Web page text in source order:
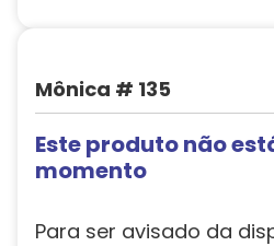
Mônica # 135
Este produto não
momento
Para ser avisado da